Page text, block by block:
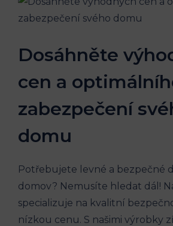
Dosáhněte
cen a
zabezpečení
domu
Potřebujete levné a bezpečné
domov? Nemusíte hledat dál!
specializuje na kvalitní
nízkou cenu. S našimi výrobky